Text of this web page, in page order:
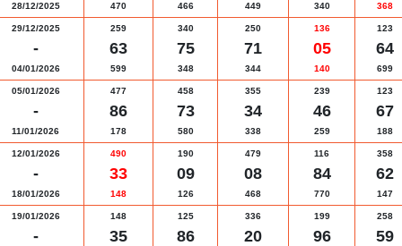
28/12/2025 470 466 449 340 368
29/12/2025
-
04/01/2026
259
63
599
340
75
348
250
71
344
136
05
140
123
64
699
05/01/2026
-
11/01/2026
477
86
178
458
73
580
355
34
338
239
46
259
123
67
188
12/01/2026
-
18/01/2026
490
33
148
190
09
126
479
08
468
116
84
770
358
62
147
19/01/2026
-
148
35
125
86
336
20
199
96
258
59